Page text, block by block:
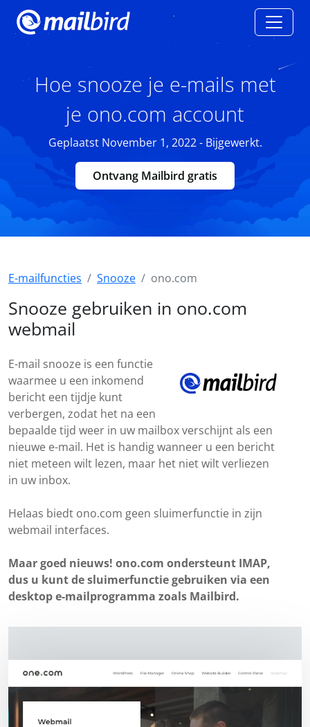
Hoe snooze je e-mails met
je ono.com account
Geplaatst November 1, 2022 - Bijgewerkt.
Ontvang Mailbird gratis
E-mailfuncties Snooze ono.com
Snooze gebruiken in ono.com
webmail
E-mail snooze is een functie
waarmee u een inkomend
bericht een tijdje kunt
verbergen, zodat het na een
bepaalde tijd weer in uw mailbox verschijnt als een
nieuwe e-mail. Het is handig wanneer u een bericht
niet meteen wilt lezen, maar het niet wilt verliezen
in uw inbox.
Helaas biedt ono.com geen sluimerfunctie in zijn
webmail interfaces.
Maar goed nieuws! ono.com ondersteunt IMAP,
dus u kunt de sluimerfunctie gebruiken via een
desktop e-mailprogramma zoals Mailbird.